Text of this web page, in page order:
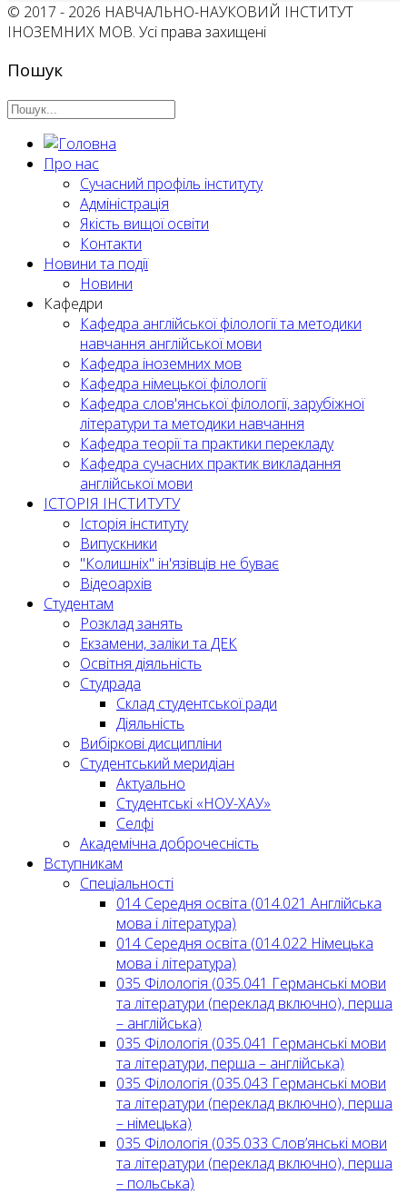
© 2017 - 2026 НАВЧАЛЬНО-НАУКОВИЙ ІНСТИТУТ
ІНОЗЕМНИХ МОВ. Усі права захищені
Пошук
Про нас
Сучасний профіль інституту
Адміністрація
Якість вищої освіти
Контакти
Новини та події
Новини
Кафедри
Кафедра англійської філології та методики
навчання англійської мови
Кафедра іноземних мов
Кафедра німецької філології
Кафедра слов'янської філології, зарубіжної
літератури та методики навчання
Кафедра теорії та практики перекладу
Кафедра сучасних практик викладання
англійської мови
ІСТОРІЯ ІНСТИТУТУ
Історія інституту
Випускники
"Колишніх" ін'язівців не буває
Відеоархів
Студентам
Розклад занять
Екзамени, заліки та ДЕК
Освітня діяльність
Студрада
Склад студентської ради
Діяльність
Вибіркові дисципліни
Студентський меридіан
Актуально
Студентські «НОУ-ХАУ»
Селфі
Академічна доброчесність
Вступникам
Спеціальності
014 Середня освіта (014.021 Англійська
мова і література)
014 Середня освіта (014.022 Німецька
мова і література)
035 Філологія (035.041 Германські мови
та літератури (переклад включно), перша
– англійська)
035 Філологія (035.041 Германські мови
та літератури, перша – англійська)
035 Філологія (035.043 Германські мови
та літератури (переклад включно), перша
– німецька)
035 Філологія (035.033 Слов’янські мови
та літератури (переклад включно), перша
– польська)